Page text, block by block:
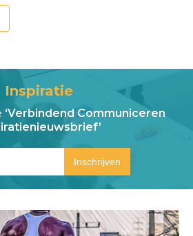
Inspiratie
‘Verbindend Communiceren